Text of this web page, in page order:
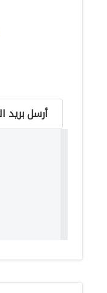
أرسل بريد